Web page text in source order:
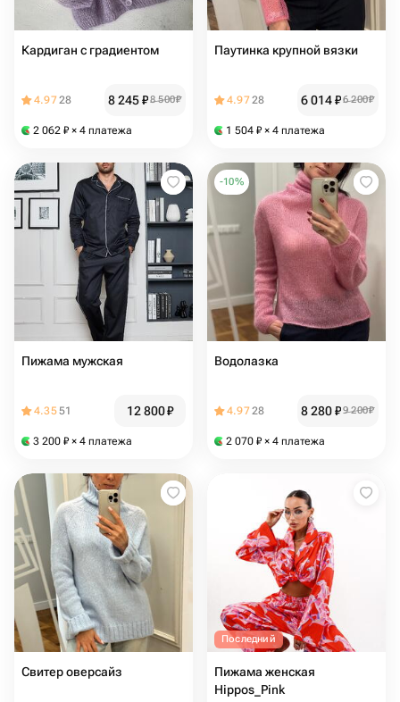
Кардиган с градиентом
4.9728 8 245₽8 500₽
2 062 ₽ × 4 платежа
Паутинка крупной вязки
4.9728 6 014₽6 200₽
1 504 ₽ × 4 платежа
Пижама мужская
4.3551 12 800₽
3 200 ₽ × 4 платежа
-10%
Водолазка
4.9728 8 280₽9 200₽
2 070 ₽ × 4 платежа
Свитер оверсайз
Последний
Пижама женская
Hippos_Pink